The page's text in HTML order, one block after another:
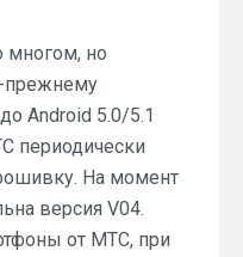
многом, но
прежнему
Android 5.0/5.1
периодически
На момент
версия V04.
от МТС, при